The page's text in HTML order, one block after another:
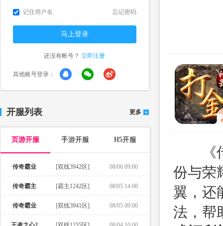
记住用户名 忘记密码
还没有帐号？ 立即注册
其他账号登录：
开服列表 更多
页游开服 手游开服 H5开服
传奇霸业 [双线3942区] 08/06 09:00
传奇霸主 [霸主1242区] 08/05 14:00
传奇霸业 [双线3941区] 08/05 09:00
《传
份与荣
翼，还
法，帮